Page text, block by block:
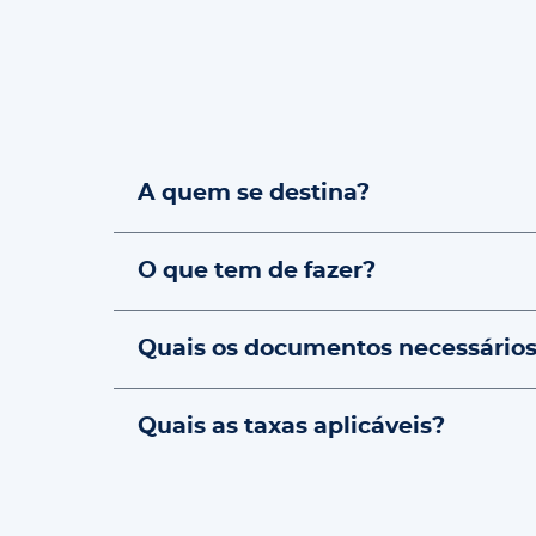
A quem se destina?
O que tem de fazer?
Quais os documentos
Quais as taxas aplicáveis?